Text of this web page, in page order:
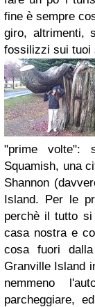
fine è sempre
giro, altrimenti,
fossilizzi sui tuoi
"prime volte":
Squamish, una
Shannon
Island. Per le
perchè il tutto
casa nostra e
cosa fuori
Granville Island
nemmeno
parcheggiare,